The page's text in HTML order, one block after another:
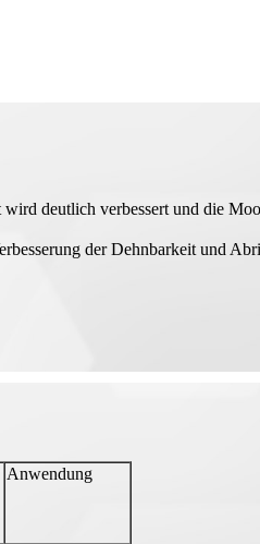
deutlich verbessert und die
der Dehnbarkeit und
Anwendung